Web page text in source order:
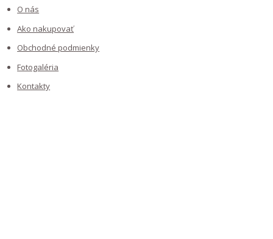
O nás
Ako nakupovať
Obchodné podmienky
Fotogaléria
Kontakty